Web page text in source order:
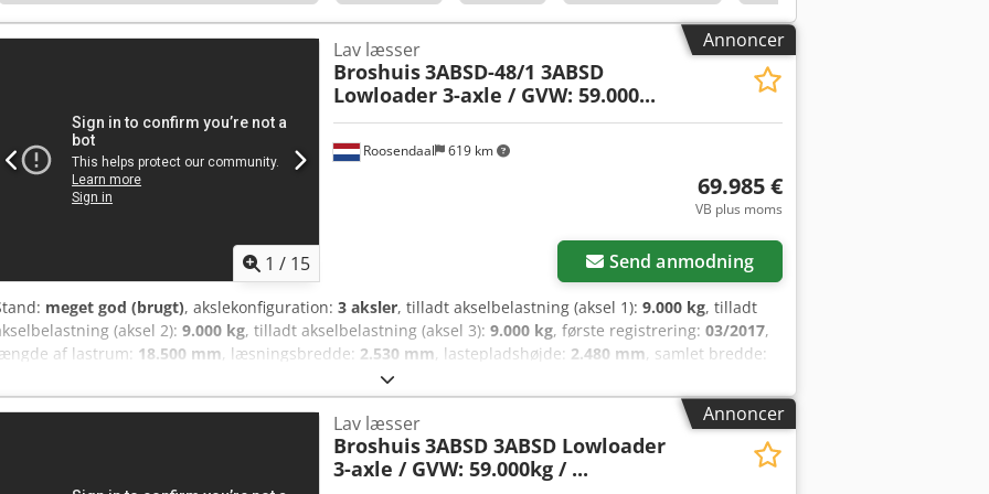
Annoncer
1 / 15
Roosendaal 619 km
Lav læsser
Broshuis3ABSD-48/1 3ABSD
Lowloader 3-axle / GVW: 59.000...
69.985 €
VB plus moms
Send anmodning
meget god (brugt), akslekonfiguration: 3 aksler, tilladt akselbelastning (aksel 1): 9.000 kg, tilladt
(aksel 2): 9.000 kg, tilladt akselbelastning (aksel 3): 9.000 kg, første registrering: 03/2017,
af lastrum: 18.500 mm, læsningsbredde: 2.530 mm, lastepladshøjde: 2.480 mm, samlet bredde:
, = Yderligere muligheder og tilbehør = - BPW-aksler - EBS -
- Luftaffjedring - Reservehjul - Trommebremser - Central smøring = Bemærkninger = Flot
BROSHUIS 3ABSD-48/1 3-akslet lavtlader fra 2017 med ABS/EBS, tilladt totalvægt: 59.000 kg,
støttebelastning med kobling: 23.000 kg, hydraulisk styring på 2. og 3. aksel, løfteaksel på 1. aksel,
hydrauliske ramper (2-delt, længde: 310 + 190 cm, bredde: 91 cm, hældningsvinkel 8°, breddejustering),
Annoncer
Lav læsser
Broshuis3ABSD 3ABSD Lowloader
3-axle / GVW: 59.000kg / ...